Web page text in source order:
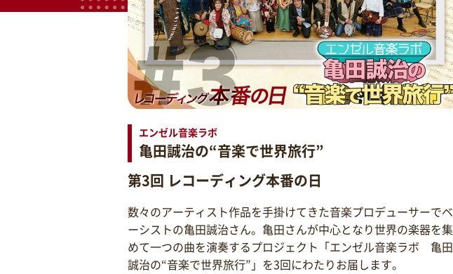
エンゼル音楽ラボ
亀田誠治の“音楽で世界旅行”
第3回 レコーディング本番の日
数々のアーティスト作品を手掛けてきた音楽プロデューサーでベ
ーシストの亀田誠治さん。亀田さんが中心となり世界の楽器を集
めて一つの曲を演奏するプロジェクト「エンゼル音楽ラボ 亀田
誠治の“音楽で世界旅行”」を3回にわたりお届します。